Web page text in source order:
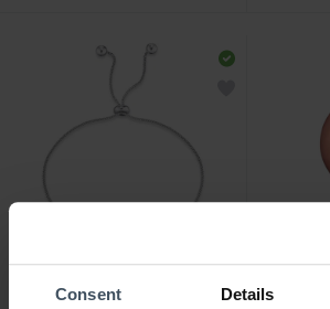
Consent Details
CHF 79.00 CHF